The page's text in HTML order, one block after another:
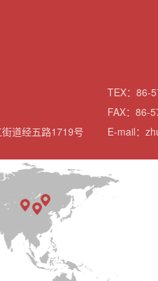
道经五路1719号
TEX：86-
FAX：86-
E-mail：